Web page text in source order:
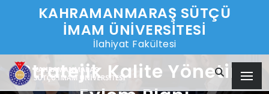
KAHRAMANMARAŞ SÜTÇÜ
İMAM ÜNİVERSİTESİ
İlahiyat Fakültesi
Stratejik Kalite Yönetim